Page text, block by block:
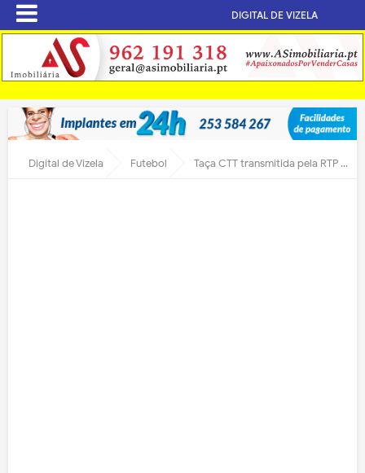
DIGITAL DE VIZELA
Digital de Vizela Futebol Taça CTT transmitida pela RTP nas próximas duas épocas